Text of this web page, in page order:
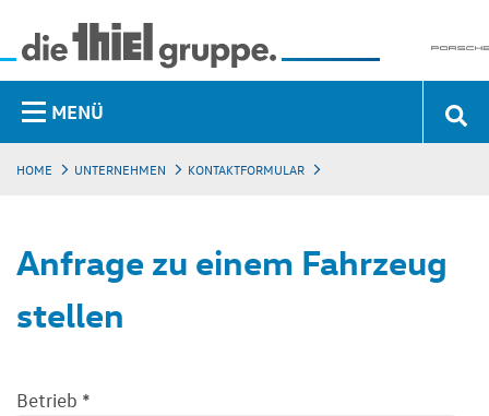
MENÜ
HOME UNTERNEHMEN KONTAKTFORMULAR
Anfrage zu einem Fahrzeug
stellen
Betrieb *